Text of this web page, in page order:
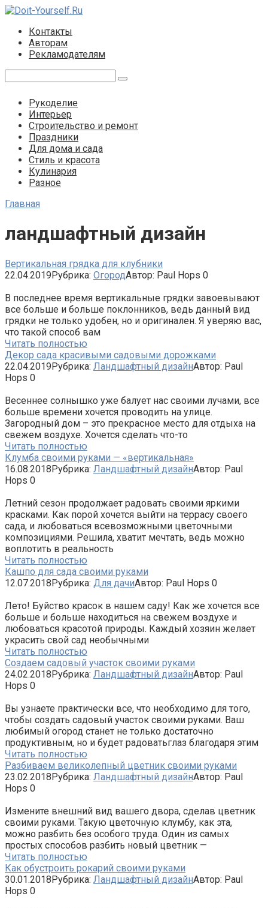
Перейти
контентуКонтакты
Авторам
Рекламодателям
Рукоделие
Интерьер
Строительство и ремонт
Праздники
Для дома и сада
Стиль и красота
Кулинария
Разное
Главная
ландшафтный дизайн
Вертикальная грядка для клубники
22.04.2019Рубрика: ОгородАвтор: Paul Hops 0
В последнее время вертикальные грядки завоевывают
все больше и больше поклонников, ведь данный вид
грядки не только удобен, но и оригинален. Я уверяю вас,
что такой способ вам
Читать полностью
Декор сада красивыми садовыми дорожками
22.04.2019Рубрика: Ландшафтный дизайнАвтор: Paul
Hops 0
Весеннее солнышко уже балует нас своими лучами, все
больше времени хочется проводить на улице.
Загородный дом – это прекрасное место для отдыха на
свежем воздухе. Хочется сделать что-то
Читать полностью
Клумба своими руками — «вертикальная»
16.08.2018Рубрика: Ландшафтный дизайнАвтор: Paul
Hops 0
Летний сезон продолжает радовать своими яркими
красками. Как порой хочется выйти на террасу своего
сада, и любоваться всевозможными цветочными
композициями. Решила, хватит мечтать, ведь можно
воплотить в реальность
Читать полностью
Кашпо для сада своими руками
12.07.2018Рубрика: Для дачиАвтор: Paul Hops 0
Лето! Буйство красок в нашем саду! Как же хочется все
больше и больше находиться на свежем воздухе и
любоваться красотой природы. Каждый хозяин желает
украсить свой сад необычными
Читать полностью
Создаем садовый участок своими руками
24.02.2018Рубрика: Ландшафтный дизайнАвтор: Paul
Hops 0
Вы узнаете практически все, что необходимо для того,
чтобы создать садовый участок своими руками. Ваш
любимый огород станет не только достаточно
продуктивным, но и будет радоватьглаз благодаря этим
Читать полностью
Разбиваем великолепный цветник своими руками
23.02.2018Рубрика: Ландшафтный дизайнАвтор: Paul
Hops 0
Измените внешний вид вашего двора, сделав цветник
своими руками. Такую цветочную клумбу, как эта,
можно разбить без особого труда. Один из самых
простых способов разбить новый цветник —
Читать полностью
Как обустроить рокарий своими руками
30.01.2018Рубрика: Ландшафтный дизайнАвтор: Paul
Hops 0